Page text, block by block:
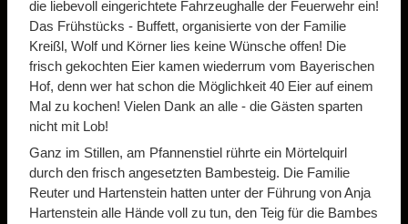
die liebevoll eingerichtete Fahrzeughalle der Feuerwehr ein!
Das Frühstücks - Buffett, organisierte von der Familie
Kreißl, Wolf und Körner lies keine Wünsche offen! Die
frisch gekochten Eier kamen wiederrum vom Bayerischen
Hof, denn wer hat schon die Möglichkeit 40 Eier auf einem
Mal zu kochen! Vielen Dank an alle - die Gästen sparten
nicht mit Lob!
Ganz im Stillen, am Pfannenstiel rührte ein Mörtelquirl
durch den frisch angesetzten Bambesteig. Die Familie
Reuter und Hartenstein hatten unter der Führung von Anja
Hartenstein alle Hände voll zu tun, den Teig für die Bambes